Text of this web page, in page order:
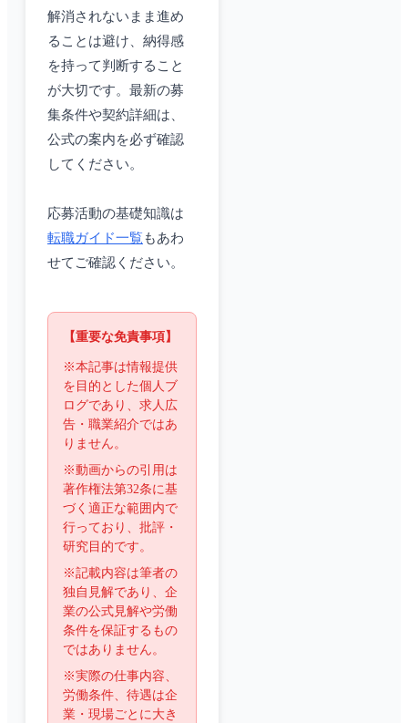
解消されないまま進め
ることは避け、納得感
を持って判断すること
が大切です。最新の募
集条件や契約詳細は、
公式の案内を必ず確認
してください。
応募活動の基礎知識は
転職ガイド一覧もあわ
せてご確認ください。
【重要な免責事項】
※本記事は情報提供
を目的とした個人ブ
ログであり、求人広
告・職業紹介ではあ
りません。
※動画からの引用は
著作権法第32条に基
づく適正な範囲内で
行っており、批評・
研究目的です。
※記載内容は筆者の
独自見解であり、企
業の公式見解や労働
条件を保証するもの
ではありません。
※実際の仕事内容、
労働条件、待遇は企
業・現場ごとに大き